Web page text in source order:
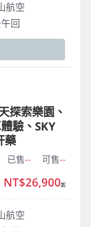
航空
回
探索樂園、
驗、SKY
藥
已售-- 可售--
航空
NT$26,900起